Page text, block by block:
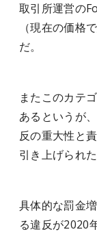
取引所運営の
（現在の価格
だ。
またこのカテ
あるというが
反の重大性と
引き上げられた
具体的な罰金
る違反が2020